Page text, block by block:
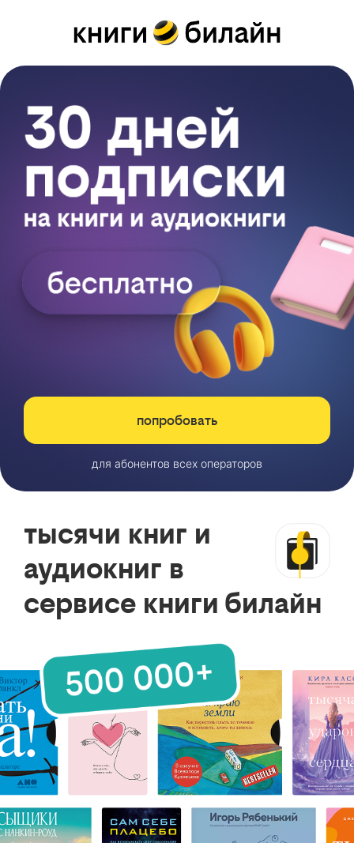
попробовать
для абонентов всех операторов
тысячи книг и
аудиокниг в
сервисе книги билайн